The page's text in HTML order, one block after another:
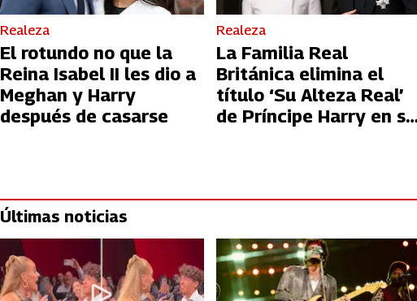
Realeza
El rotundo no que la
Reina Isabel II les dio a
Meghan y Harry
después de casarse
Realeza
La Familia Real
Británica elimina el
título ‘Su Alteza Real’
de Príncipe Harry en su
Últimas noticias